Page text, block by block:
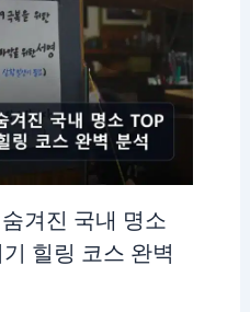
겨진 국내 명소
힐링 코스 완벽